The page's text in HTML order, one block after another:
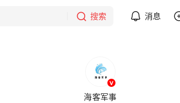
搜索 消息
海客军事